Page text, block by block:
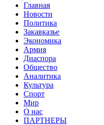
Главная
Новости
Политика
Закавказье
Экономика
Армия
Диаспора
Общество
Аналитика
Культура
Спорт
Мир
О нас
ПАРТНЕРЫ